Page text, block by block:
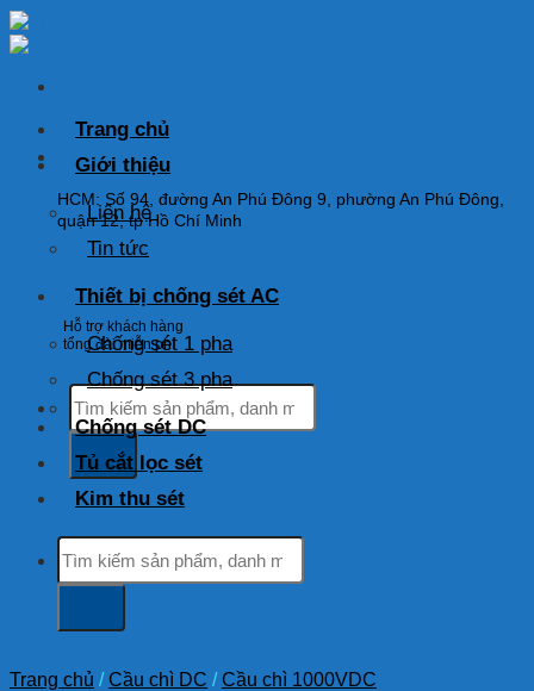
Skip
to
HOTLINE: 0925 038 097
HCM: Số 94, đường An Phú Đông 9, phường An Phú Đông,
quận 12, tp Hồ Chí Minh
Hỗ trợ khách hàng
tổng đài miễn phí
Tìm
kiếm:
Trang chủ
Giới thiệu
Liên hệ
Tin tức
Thiết bị chống sét AC
Chống sét 1 pha
Chống sét 3 pha
Chống sét DC
Tủ cắt lọc sét
Kim thu sét
Tìm
kiếm:
Trang chủ / Cầu chì DC / Cầu chì 1000VDC